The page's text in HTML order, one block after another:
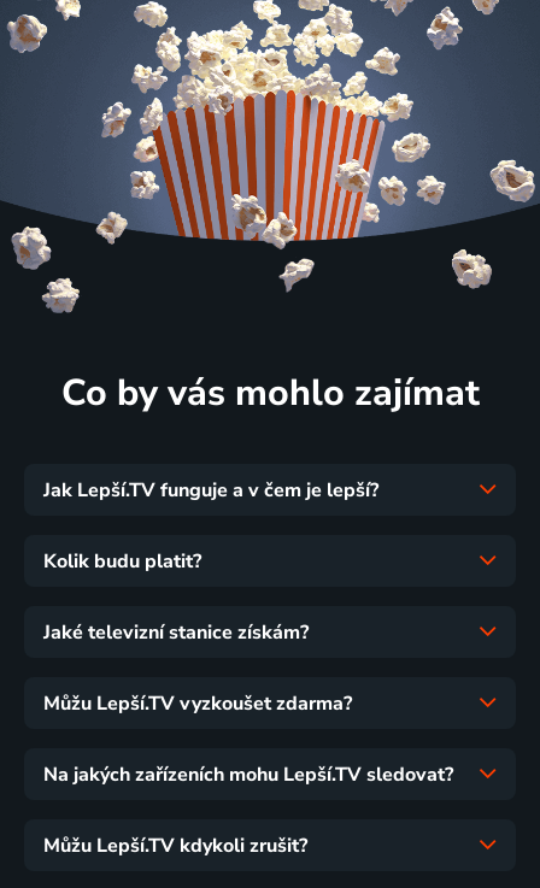
Co by vás mohlo zajímat
Jak Lepší.TV funguje a v čem je lepší?
Kolik budu platit?
Jaké televizní stanice získám?
Můžu Lepší.TV vyzkoušet zdarma?
Na jakých zařízeních mohu Lepší.TV sledovat?
Můžu Lepší.TV kdykoli zrušit?